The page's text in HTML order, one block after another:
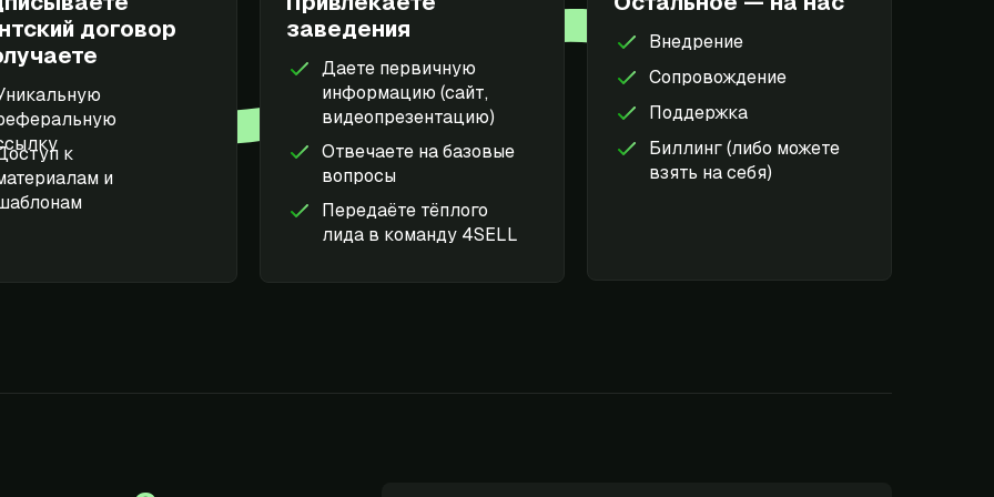
к
и
заведения
Даете первичную
информацию (сайт,
видеопрезентацию)
Отвечаете на базовые
вопросы
Передаёте тёплого
лида в команду 4SELL
Внедрение
Сопровождение
Поддержка
Биллинг (либо можете
взять на себя)
договор